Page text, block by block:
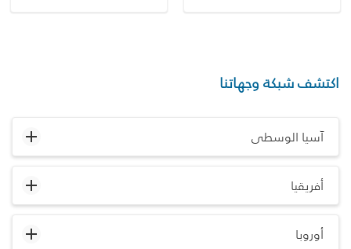
اكتشف شبكة وجهاتنا
آسيا الوسطى
أفريقيا
أوروبا